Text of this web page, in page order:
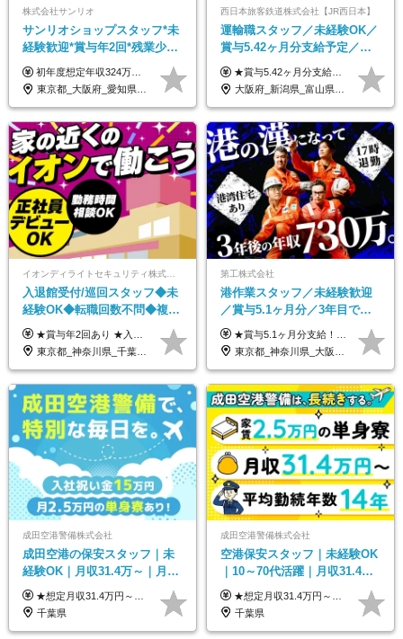
株式会社サンリオ
サンリオショップスタッフ*未
経験歓迎*賞与年2回*残業少な
め*産育休取得実績豊富*可愛
い制服*社割有
初年度想定年収324万円～690万円！ ◆全国一律 月給230,000円～＋賞与＋通勤手当＋役職手当＋時間外手当 《手当充実！》 ＊昇給/年1回 ＊賞与/年2回（7月/12月） ＊通勤手当：交通費支給（規定あり） ＊時間外手当 ＊販売職手当 ＊役職手当 《キャリアパス》 ▼店長（32歳）／年収400万円 ▼トレーナー（37歳）／年収500万円 ▼SV（40歳）／年収570万円 ※SVとして活躍された場合、574万円以上に昇給も目指せます。 日頃のお店での頑張りをしっかり評価する体制を整えており、 ご自身の努力次第で昇給する制度を用意しています！ 《ゆくゆくは・・・》 ■店舗スタッフをとりまとめ、お店づくりを主体で行う店長へ ■複数店舗を統括するトレーナーへとキャリアアップ ■様々な規模の店舗を経験しSVとして活躍した後は、本社の教育担当や店舗支援を担う本部スタッフとして活躍いただけます。 ※経験・能力を考慮の上、当社規定により優遇いたします。 ※入社日から6カ月間の試用期間あり。その間の待遇に差異はありません。
東京都_大阪府_愛知県_北海道_栃木県_静岡県_兵庫県_京都府_福岡県
西日本旅客鉄道株式会社【JR西日本】
運輸職スタッフ／未経験OK／
賞与5.42ヶ月分支給予定／残
業月11h程／年休119日+有給
平均18.7日
★賞与5.42ヶ月分支給予定あり！ （大卒以上）月給24万1,692円～39万5,780円＋各種手当＋賞与2回 （高卒以上）月給22万2,662円～39万5,780円＋各種手当＋賞与2回 ※上記は2025年度新卒支払額（京阪神地区）となります ※勤務地・学歴で異なり、ご経験・能力等をふまえた金額を加算します ※残業代は別途全額支給します ※当社規程に基づき決定します ※試用期間あり（3ヶ月／待遇に変更はありません） ※基本給以外の諸手当として扶養・職務・時間外・通勤手当等を支給します ※京阪神地区以外の勤務地の場合 月給（大卒）23万0,706円～／月給（高卒）21万2,541円～となります
大阪府_新潟県_富山県_石川県_福井県_三重県_兵庫県_京都府_滋賀県_奈良県_和歌山県_広島県_岡山県_鳥取県_島根県_山口県_福岡県
イオンディライトセキュリティ株式会社（イオングループ）
入退館受付/巡回スタッフ◆未
経験OK◆転職回数不問◆複数
勤務地で募集中◆ブランクあ
りOK◆室内業務がメイン
★賞与年2回あり ★入社祝い金3万円支給 ★出産祝い金や育児支援金などの手当も充実！ ≪給与モデル≫ 【東京】基本給27万2780円/月給＋時間外手当（25h） 【愛知】基本給25万4990円/月給＋時間外手当（25h） 【大阪】基本給25万4990円/月給＋時間外手当（25h） 【福岡】基本給23万7200円/月給＋時間外手当（25h） -------------- ▽各地の給与は下記をご確認ください！ ■北海道 月給20万円～ ■東北 月給20万円～ ■北関東 埼玉／月給22万5000円～ 茨城・群馬・新潟／月給20万円～ ■南関東 東京・神奈川／月給23万円～ 千葉／月給22万5000円～ 山梨／月給20万円～ ■中部 愛知／月給21万5000円～ 長野・岐阜・三重／月給20万円～ ■関西 大阪／月給21万5000円～ 京都・兵庫／月給21万円～ 滋賀・奈良／月給20万円～ ■中四国 岡山・山口・四国・広島／月給20万円～ ■九州 福岡・鹿児島・長崎／月給20万円～
東京都_神奈川県_千葉県_北海道_福島県_長野県_岐阜県_三重県_京都府_福岡県
第工株式会社
港作業スタッフ／未経験歓迎
／賞与5.1ヶ月分／3年目で年
収730万円も可／食事手当あり
／年休120日以上
★賞与5.1ヶ月分支給！ ★入社3年目・30代で年収730万円の先輩も活躍中！ ★入社1年目・20代で月収29万円の実績あり 月給：22.5万円～30.5万円＋各種手当＋賞与年2回＋残業代全額支給 ※経験・能力などを考慮のうえ決定します ※上記月給には食事手当(5000円／月）を含みます ※残業代は分単位で100％支給いたします ※試用期間3ヶ月。その間の給与・待遇に差異はありません 【月収例】 ◆33.5万円／31歳 入社7か月 ◆38.5万円／32歳 入社1年目 ◆48.4万円／44歳 入社12年目 ※経験・能力などを考慮のうえ決定 ※月収・給与例には休日手当も含みます 【手当詳細】 ◆交通費規定支給（上限3万5000円／月） ◆時間外手当全額支給 ◆休日出勤手当 ◆港湾住宅あり（1R・2万円台～） ◆資格取得支援制度：全額負担 ◆地域手当：関東地区1万円／月
東京都_神奈川県_大阪府_愛知県_兵庫県
成田空港警備株式会社
成田空港の保安スタッフ｜未
経験OK｜月収31.4万～｜月
2.5万の単身寮｜住宅手当&家
族手当｜入社祝い金15万
★想定月収31.4万円～＋賞与年2回（59万円以上） ★入社お祝い金15万円支給 ★水道+光熱費無料の家賃がリーズナブルな社員寮(単身寮)あり！ ★住宅手当&家族手当あり 月給24万5000円以上(基本給21万1000円＋業務別手当35,000円)＋賞与年2回（賞与支給額：59万円以上を想定）＋残業代全額 ※みなし残業なし！残業代は全額支給します。 ※資格手当・深夜手当など、様々な手当をご用意しています。 ※入社お祝い金は１か月経過後、3ヶ月経過後、6ヶ月経過後に各5万円ずつ給与に加算して支給いたします。 ※指定の検定資格をお持ちの方には別途手当を支給します。入社後に取得した場合は給与に加算し支給します。 ・施設警備 1級7,000円 2級4,000円 ・交通誘導 1級7,000円 2級4,000円 ・雑踏警備 1級7,000円 2級4,000円 など
千葉県
成田空港警備株式会社
空港保安スタッフ｜未経験OK
｜10～70代活躍｜月収31.4万
&賞与年2回｜家族・住宅手当
｜光熱費0円の単身寮
★想定月収31.4万円～＋賞与年2回（59万円以上） ★入社お祝い金15万円支給 ★水道+光熱費無料の家賃がリーズナブルな社員寮(単身寮)あり！ 月給24万5000円以上(基本給21万1000円＋業務別手当35,000円)＋賞与年2回（賞与支給額：59万円以上を想定）＋残業代全額 ※みなし残業なし！残業代は全額支給します。 ※資格手当・深夜手当など、様々な手当をご用意しています。 ※入社お祝い金は１か月経過後、3ヶ月経過後、6ヶ月経過後に各5万円ずつ給与に加算して支給いたします。 ※指定の検定資格をお持ちの方には別途手当を支給します。入社後に取得した場合は給与に加算し支給します。 ・施設警備 1級7,000円 2級4,000円 ・交通誘導 1級7,000円 2級4,000円 ・雑踏警備 1級7,000円 2級4,000円 など
千葉県